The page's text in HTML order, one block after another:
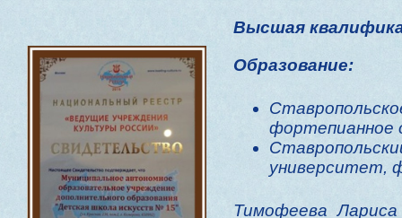
Высшая
Образование:
фортепианное
университет,
Тимофеева